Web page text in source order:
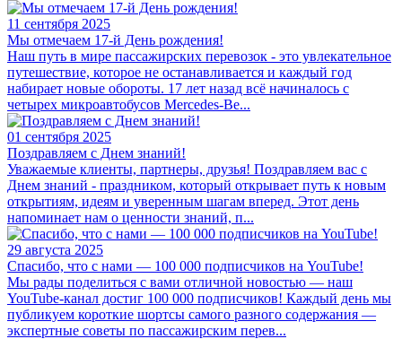
11 сентября 2025
Мы отмечаем 17-й День рождения!
Наш путь в мире пассажирских перевозок - это увлекательное
путешествие, которое не останавливается и каждый год
набирает новые обороты. 17 лет назад всё начиналось с
четырех микроавтобусов Mercedes-Be...
01 сентября 2025
Поздравляем с Днем знаний!
Уважаемые клиенты, партнеры, друзья! Поздравляем вас с
Днем знаний - праздником, который открывает путь к новым
открытиям, идеям и уверенным шагам вперед. Этот день
напоминает нам о ценности знаний, п...
29 августа 2025
Спасибо, что с нами — 100 000 подписчиков на YouTube!
Мы рады поделиться с вами отличной новостью — наш
YouTube-канал достиг 100 000 подписчиков! Каждый день мы
публикуем короткие шортсы самого разного содержания —
экспертные советы по пассажирским перев...